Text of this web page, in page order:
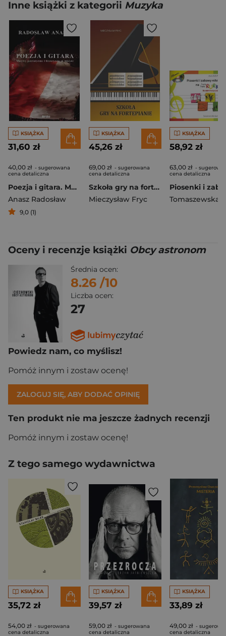
Inne książki z kategorii Muzyka
KSIĄŻKA
31,60 zł
40,00 zł - sugerowana
cena detaliczna
Poezja i gitara. Motywy patriotyczne i historyczne w muzyce
Anasz Radosław
9,0 (1)
KSIĄŻKA
45,26 zł
69,00 zł - sugerowana
cena detaliczna
Szkoła gry na fortepianie. Podręcznik
Mieczysław Fryc
KSIĄŻKA
58,92 zł
63,00 zł -
cena detaliczna
Oceny i recenzje książki Obcy astronom
Średnia ocen:
8.26 /10
Liczba ocen:
27
Powiedz nam, co myślisz!
Pomóż innym i zostaw ocenę!
ZALOGUJ SIĘ, ABY DODAĆ OPINIĘ
Ten produkt nie ma jeszcze żadnych recenzji
Pomóż innym i zostaw ocenę!
Z tego samego wydawnictwa
KSIĄŻKA
35,72 zł
54,00 zł - sugerowana
cena detaliczna
KSIĄŻKA
39,57 zł
59,00 zł - sugerowana
cena detaliczna
KSIĄŻKA
33,89 zł
49,00 zł -
cena detaliczna